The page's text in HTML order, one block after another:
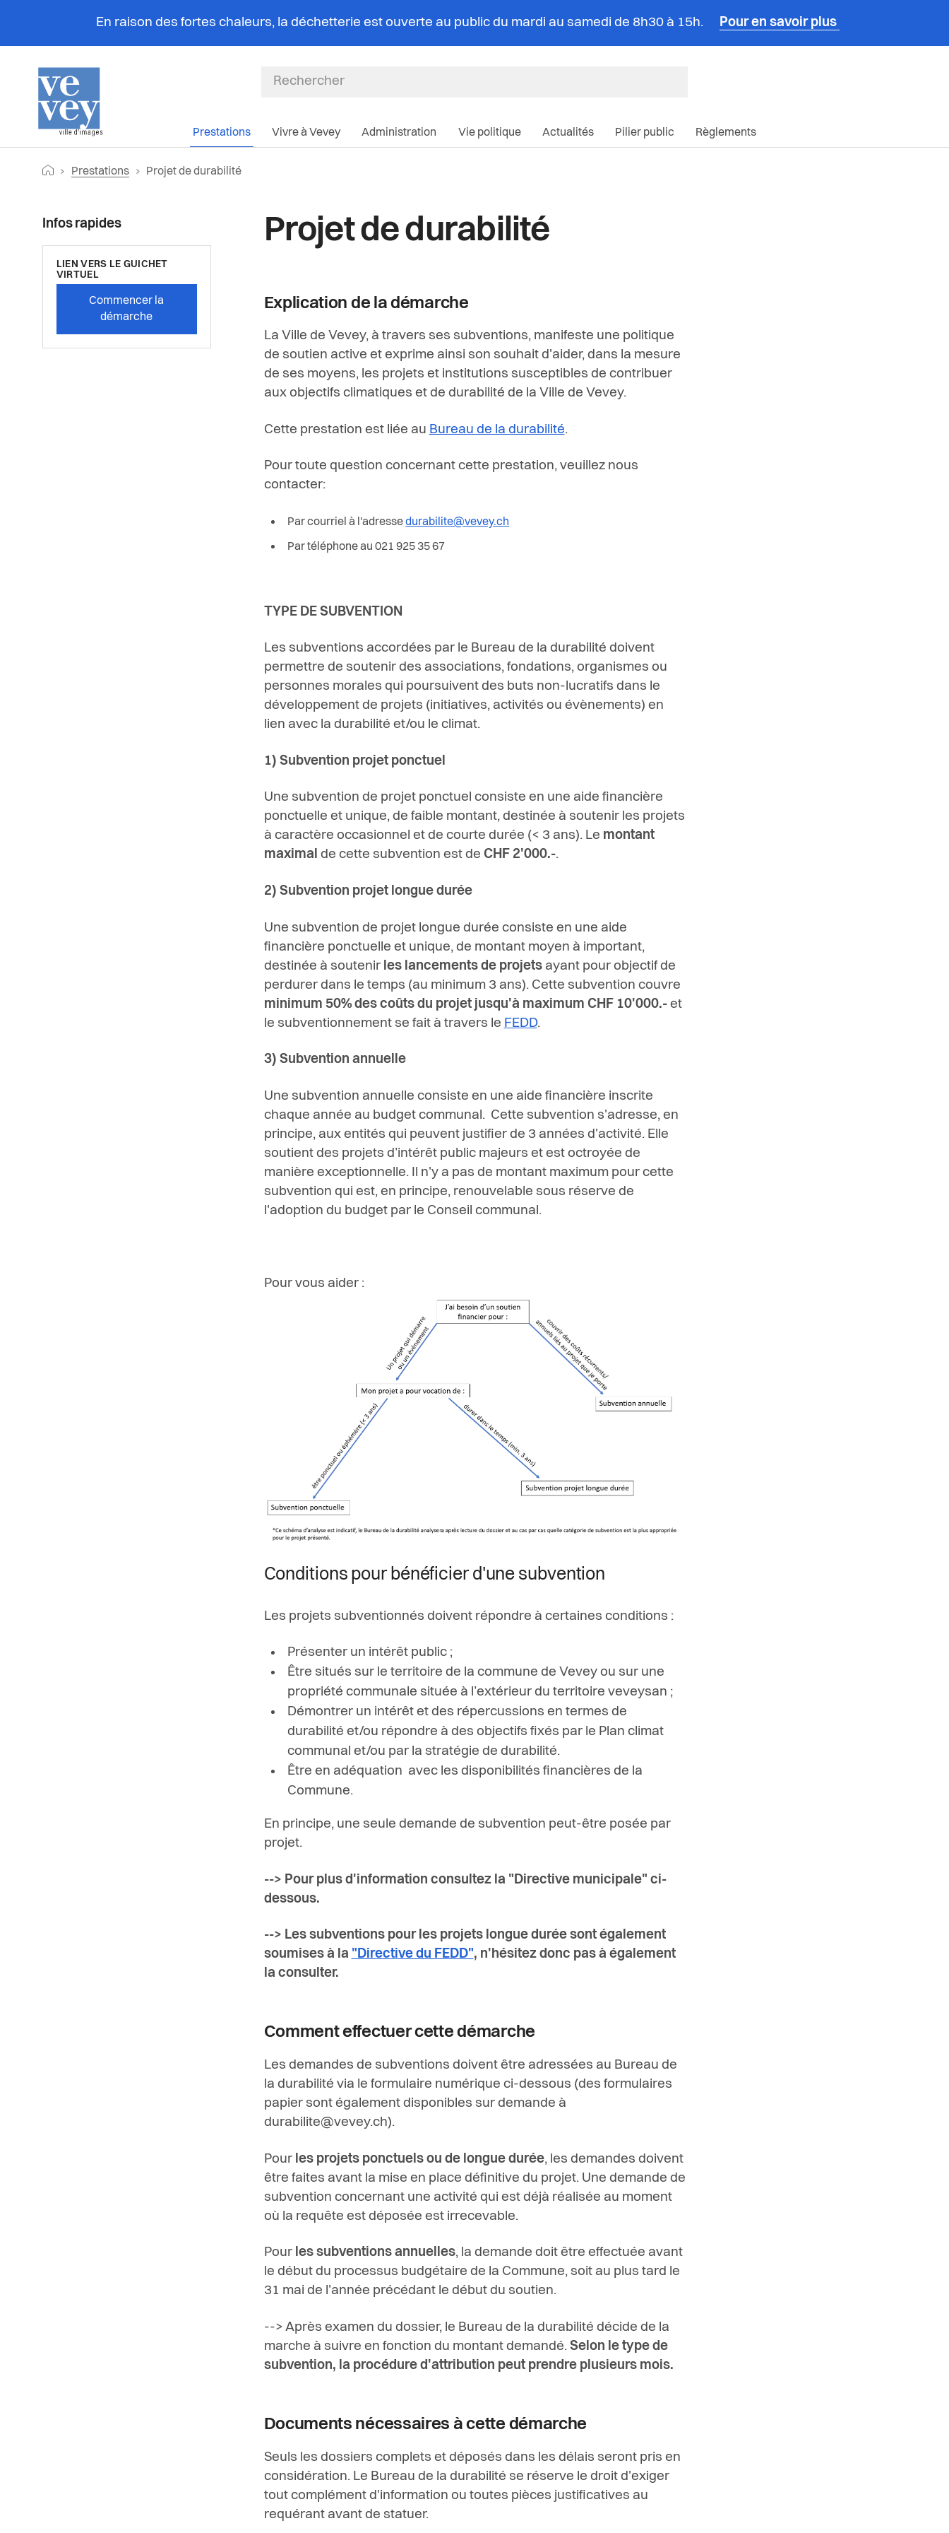
En raison des fortes chaleurs, la déchetterie est ouverte au public du mardi au samedi de 8h30 à 15h. Pour en savoir plus
Prestations Vivre à Vevey Administration Vie politique Actualités Pilier public Règlements
FilRetourner vers la page d'accueil
Prestations Page actuelle:
Projet de durabilité
Projet de durabilité
Explication de la démarche
La Ville de Vevey, à travers ses subventions, manifeste une politique
de soutien active et exprime ainsi son souhait d'aider, dans la mesure
de ses moyens, les projets et institutions susceptibles de contribuer
aux objectifs climatiques et de durabilité de la Ville de Vevey.
Cette prestation est liée au Bureau de la durabilité.
Pour toute question concernant cette prestation, veuillez nous
contacter:
Par courriel à l'adressedurabilite@vevey.ch
Par téléphone au 021 925 35 67
TYPE DE SUBVENTION
Les subventions accordées par le Bureau de la durabilité doivent
permettre de soutenir des associations, fondations, organismes ou
personnes morales qui poursuivent des buts non-lucratifs dans le
développement de projets (initiatives, activités ou évènements) en
lien avec la durabilité et/ou le climat.
1) Subvention projet ponctuel
Une subvention de projet ponctuel consiste en une aide financière
ponctuelle et unique, de faible montant, destinée à soutenir les projets
à caractère occasionnel et de courte durée (< 3 ans). Le montant
maximal de cette subvention est de CHF 2'000.-.
2) Subvention projet longue durée
Une subvention de projet longue durée consiste en une aide
financière ponctuelle et unique, de montant moyen à important,
destinée à soutenir les lancements de projetsayant pour objectif de
perdurer dans le temps (au minimum 3 ans). Cette subvention couvre
minimum 50% des coûts du projet jusqu'à maximum CHF 10'000.- et
le subventionnement se fait à travers le FEDD.
3) Subvention annuelle
Une subvention annuelle consiste en une aide financière inscrite
chaque année au budget communal. Cette subvention s'adresse, en
principe, aux entités qui peuvent justifier de 3 années d'activité. Elle
soutient des projets d’intérêt public majeurs et est octroyée de
manière exceptionnelle.Il n'y a pas de montant maximum pour cette
subvention qui est, en principe, renouvelable sous réserve de
l'adoption du budget par le Conseil communal.
Pour vous aider :
Conditions pour bénéficier d'une subvention
Les projets subventionnés doivent répondre à certaines conditions :
Présenter un intérêt public ;
Être situés sur le territoire de la commune de Vevey ou sur une
propriété communale située à l’extérieur du territoire veveysan ;
Démontrer un intérêt et des répercussions en termes de
durabilité et/ou répondre à des objectifs fixés par le Plan climat
communal et/ou par la stratégie de durabilité.
Être en adéquation avec les disponibilités financières de la
Commune.
En principe, une seule demande de subvention peut-être posée par
projet.
--> Pour plus d'information consultez la "Directive municipale" ci-
dessous.
--> Les subventions pour les projets longue durée sont également
soumises à la "Directive du FEDD", n'hésitez donc pas à également
la consulter.
Comment effectuer cette démarche
Les demandes de subventions doivent être adressées au Bureau de
la durabilité via le formulaire numérique ci-dessous (des formulaires
papier sont également disponibles sur demande à
durabilite@vevey.ch).
Pour les projets ponctuels ou de longue durée, les demandes doivent
être faites avant la mise en place définitive du projet. Une demande de
subvention concernant une activité qui est déjà réalisée au moment
où la requête est déposée est irrecevable.
Pour les subventions annuelles, la demande doit être effectuée avant
le début du processus budgétaire de la Commune, soit au plus tard le
31 mai de l'année précédant le début du soutien.
--> Après examen du dossier, le Bureau de la durabilité décide de la
marche à suivre en fonction du montant demandé. Selon le type de
subvention, la procédure d'attribution peut prendre plusieurs mois.
Documents nécessaires à cette démarche
Seuls les dossiers complets et déposés dans les délais seront pris en
considération. Le Bureau de la durabilité se réserve le droit d'exiger
tout complément d'information ou toutes pièces justificatives au
requérant avant de statuer.
Infos rapides
LIEN VERS LE GUICHET
VIRTUEL
Commencer la
démarche